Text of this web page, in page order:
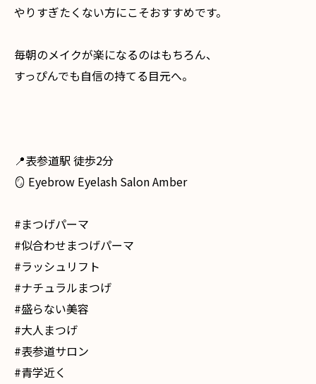
やりすぎたくない方にこそおすすめです。
毎朝のメイクが楽になるのはもちろん、
すっぴんでも自信の持てる目元へ。
📍表参道駅 徒歩2分
🪞 Eyebrow Eyelash Salon Amber
#まつげパーマ
#似合わせまつげパーマ
#ラッシュリフト
#ナチュラルまつげ
#盛らない美容
#大人まつげ
#表参道サロン
#青学近く